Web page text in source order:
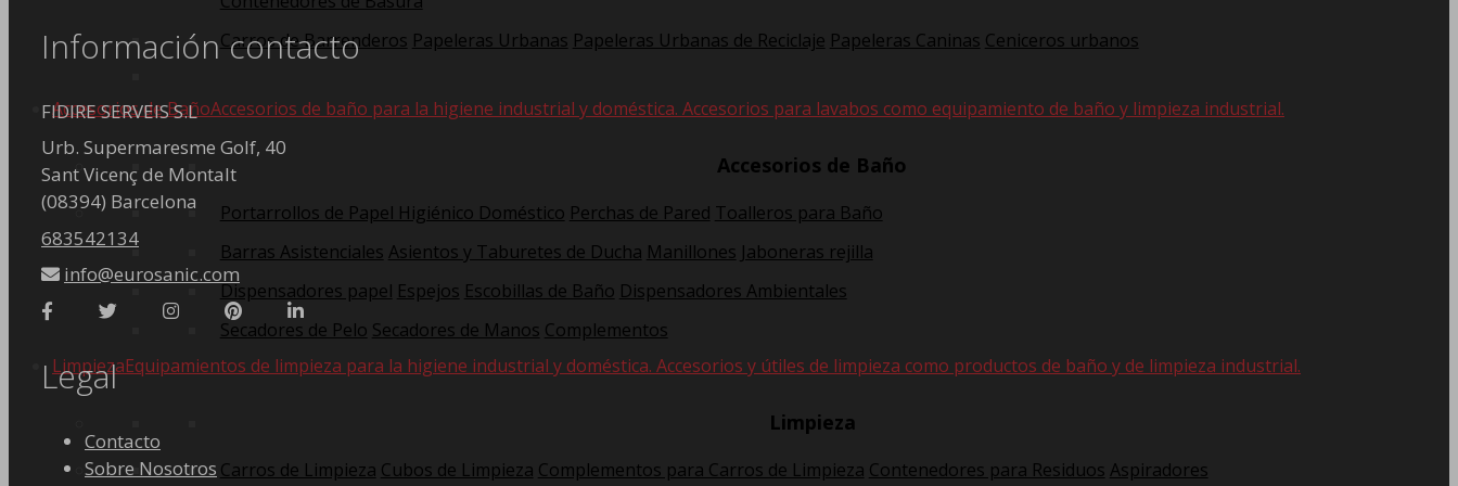
Carros de Barrenderos Papeleras Urbanas Papeleras Urbanas de Reciclaje Papeleras Caninas Ceniceros urbanos
Accesorios de BañoAccesorios de baño para la higiene industrial y doméstica. Accesorios para lavabos como equipamiento de baño y limpieza industrial.
Accesorios de Baño
Portarrollos de Papel Higiénico Doméstico Perchas de Pared Toalleros para Baño
Barras Asistenciales Asientos y Taburetes de Ducha Manillones Jaboneras rejilla
Dispensadores papel Espejos Escobillas de Baño Dispensadores Ambientales
Secadores de Pelo Secadores de Manos Complementos
LimpiezaEquipamientos de limpieza para la higiene industrial y doméstica. Accesorios y útiles de limpieza como productos de baño y de limpieza industrial.
Limpieza
Carros de Limpieza Cubos de Limpieza Complementos para Carros de Limpieza Contenedores para Residuos Aspiradores
Información contacto
FIDIRE SERVEIS S.L
Urb. Supermaresme Golf, 40
Sant Vicenç de Montalt
(08394) Barcelona
683542134
info@eurosanic.com
Legal
Contacto
Sobre Nosotros